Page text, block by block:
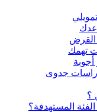
القرض
تهمك
أجوبة
جدوى
؟
المستهدفة؟